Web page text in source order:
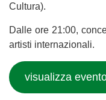
Cultura).
Dalle ore 21:00,
artisti internazionali.
visualizza